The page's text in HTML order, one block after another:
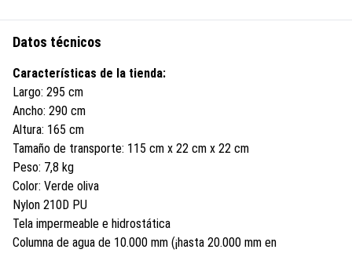
Datos técnicos
Características de la tienda:
Largo: 295 cm
Ancho: 290 cm
Altura: 165 cm
Tamaño de transporte: 115 cm x 22 cm x 22 cm
Peso: 7,8 kg
Color: Verde oliva
Nylon 210D PU
Tela impermeable e hidrostática
Columna de agua de 10.000 mm (¡hasta 20.000 mm en